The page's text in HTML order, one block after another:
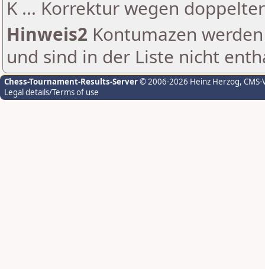
K ... Korrektur wegen
Hinweis2 Kontumazen
und sind in der Liste nicht
Chess-Tournament-Results-Server© 2006-2026 Heinz Herzog,
Legal details/Terms of use